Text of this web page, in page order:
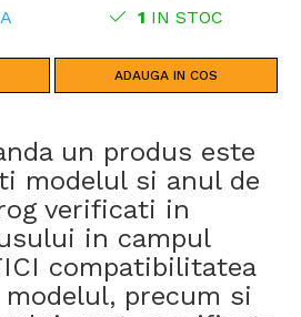
CRF1100L AFRICA TWIN (20 -
1 IN STOC
ADAUGA IN COS
un produs este
modelul si anul de
verificati in
in campul
compatibilitatea
precum si